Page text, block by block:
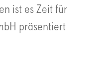
ist es Zeit für
präsentiert